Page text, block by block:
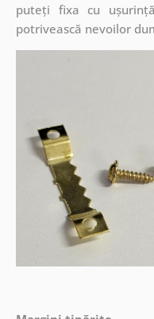
puteți fixa cu
potrivească nevoilor